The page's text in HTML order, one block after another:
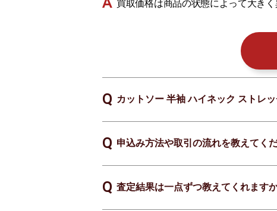
買取価格は商品の状態によって大き
カットソー 半袖 ハイネック ストレ
申込み方法や取引の流れを教えてくだ
査定結果は一点ずつ教えてくれます